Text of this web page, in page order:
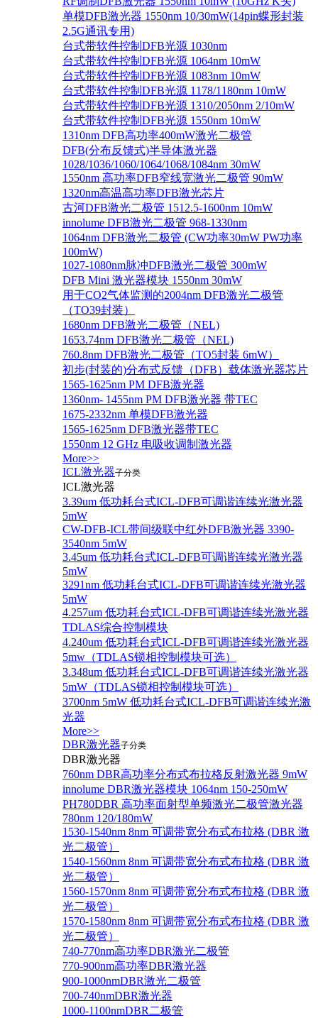
单模DFB激光器 1550nm 10/30mW(14pin蝶形封装
2.5G通讯专用)
台式带软件控制DFB光源 1030nm
台式带软件控制DFB光源 1064nm 10mW
台式带软件控制DFB光源 1083nm 10mW
台式带软件控制DFB光源 1178/1180nm 10mW
台式带软件控制DFB光源 1310/2050nm 2/10mW
台式带软件控制DFB光源 1550nm 10mW
1310nm DFB高功率400mW激光二极管
DFB(分布反馈式)半导体激光器
1028/1036/1060/1064/1068/1084nm 30mW
1550nm 高功率DFB窄线宽激光二极管 90mW
1320nm高温高功率DFB激光芯片
古河DFB激光二极管 1512.5-1600nm 10mW
innolume DFB激光二极管 968-1330nm
1064nm DFB激光二极管 (CW功率30mW PW功率
100mW)
1027-1080nm脉冲DFB激光二极管 300mW
DFB Mini 激光器模块 1550nm 30mW
用于CO2气体监测的2004nm DFB激光二极管
（TO39封装）
1680nm DFB激光二极管（NEL)
1653.74nm DFB激光二极管（NEL)
760.8nm DFB激光二极管（TO5封装 6mW）
初步(封装的)分布式反馈（DFB）载体激光器芯片
1565-1625nm PM DFB激光器
1360nm- 1455nm PM DFB激光器 带TEC
1675-2332nm 单模DFB激光器
1565-1625nm DFB激光器带TEC
1550nm 12 GHz 电吸收调制激光器
More>>
ICL激光器子分类
ICL激光器
3.39um 低功耗台式ICL-DFB可调谐连续光激光器
5mW
CW-DFB-ICL带间级联中红外DFB激光器 3390-
3540nm 5mW
3.45um 低功耗台式ICL-DFB可调谐连续光激光器
5mW
3291nm 低功耗台式ICL-DFB可调谐连续光激光器
5mW
4.257um 低功耗台式ICL-DFB可调谐连续光激光器
TDLAS综合控制模块
4.240um 低功耗台式ICL-DFB可调谐连续光激光器
5mw（TDLAS锁相控制模块可选）
3.348um 低功耗台式ICL-DFB可调谐连续光激光器
5mW（TDLAS锁相控制模块可选）
3700nm 5mW 低功耗台式ICL-DFB可调谐连续光激
光器
More>>
DBR激光器子分类
DBR激光器
760nm DBR高功率分布式布拉格反射激光器 9mW
innolume DBR激光器模块 1064nm 150-250mW
PH780DBR 高功率面射型单频激光二极管激光器
780nm 120/180mW
1530-1540nm 8nm 可调带宽分布式布拉格 (DBR 激
光二极管）
1540-1560nm 8nm 可调带宽分布式布拉格 (DBR 激
光二极管）
1560-1570nm 8nm 可调带宽分布式布拉格 (DBR 激
光二极管）
1570-1580nm 8nm 可调带宽分布式布拉格 (DBR 激
光二极管）
740-770nm高功率DBR激光二极管
770-900nm高功率DBR激光器
900-1000nmDBR激光二极管
700-740nmDBR激光器
1000-1100nmDBR二极管